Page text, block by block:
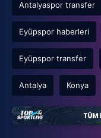
Antalyaspor transfer
Eyüpspor haberleri
Eyüpspor transfer
Antalya Konya